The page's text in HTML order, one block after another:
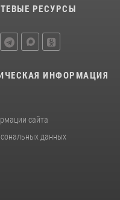
РЕСУРСЫ
ИНФОРМАЦИЯ
сайта
данных